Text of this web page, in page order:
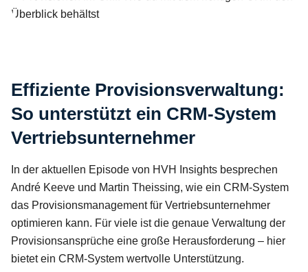
Effiziente Provisionsverwaltung:
So unterstützt ein CRM-System
Vertriebsunternehmer
In der aktuellen Episode von HVH Insights besprechen
André Keeve und Martin Theissing, wie ein CRM-System
das Provisionsmanagement für Vertriebsunternehmer
optimieren kann. Für viele ist die genaue Verwaltung der
Provisionsansprüche eine große Herausforderung – hier
bietet ein CRM-System wertvolle Unterstützung.